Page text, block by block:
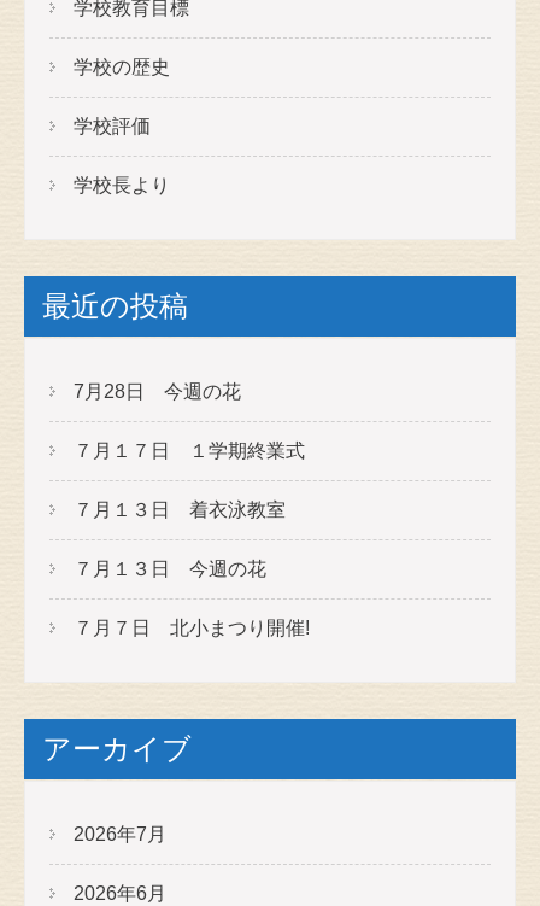
学校教育目標
学校の歴史
学校評価
学校長より
最近の投稿
7月28日 今週の花
７月１７日 １学期終業式
７月１３日 着衣泳教室
７月１３日 今週の花
７月７日 北小まつり開催!
アーカイブ
2026年7月
2026年6月